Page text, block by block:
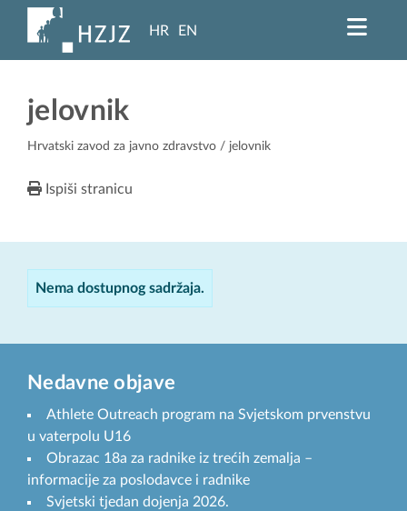
HR EN
jelovnik
Hrvatski zavod za javno zdravstvo / jelovnik
Ispiši stranicu
Nema dostupnog sadržaja.
Nedavne objave
Athlete Outreach program na Svjetskom prvenstvu
u vaterpolu U16
Obrazac 18a za radnike iz trećih zemalja –
informacije za poslodavce i radnike
Svjetski tjedan dojenja 2026.